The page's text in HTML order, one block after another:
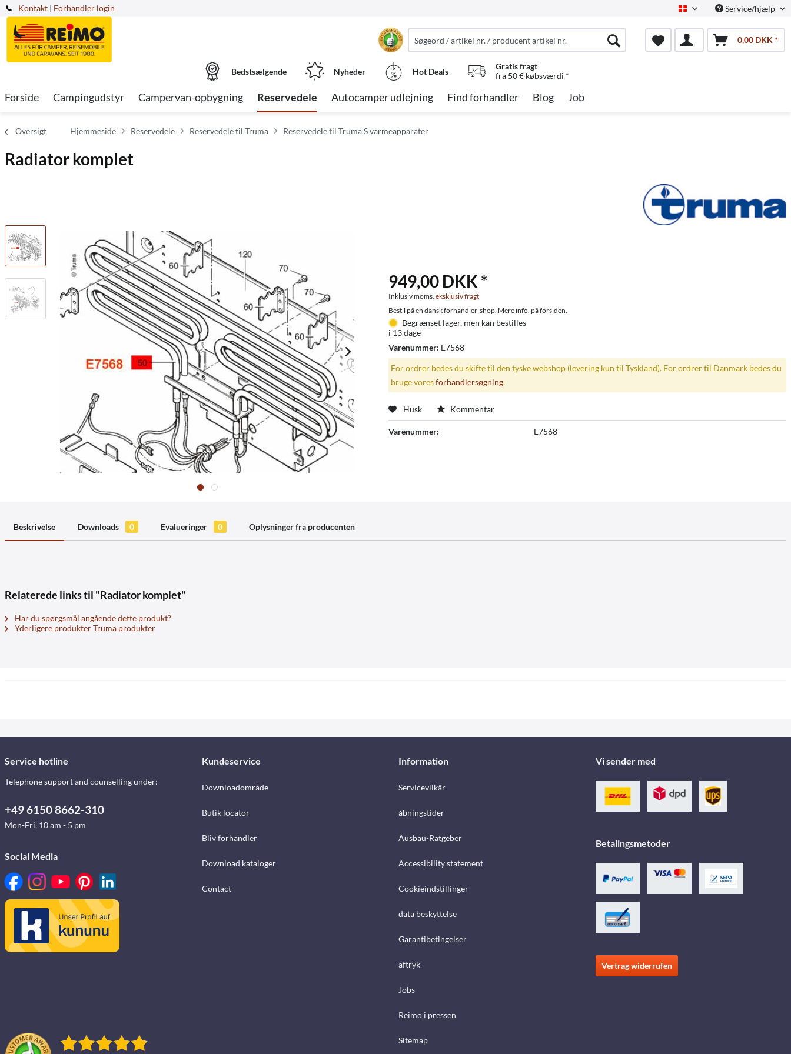
Kontakt Dansk Service/hjælp
| Forhandler login
0,00 DKK *
Bedstsælgende Nyheder Hot Deals
Gratis fragt
fra 50 € købsværdi *
Forside Campingudstyr Campervan-opbygning Reservedele Autocamper udlejning Find forhandler Blog Job
Oversigt Hjemmeside Reservedele Reservedele til Truma Reservedele til Truma S varmeapparater
Radiator komplet
949,00 DKK *
Inklusiv moms, eksklusiv fragt
Bestil på en dansk forhandler-shop. Mere info. på forsiden.
Begrænset lager, men kan bestilles
i 13 dage
Varenummer: E7568
For ordrer bedes du skifte til den tyske webshop (levering kun til Tyskland). For ordrer til Danmark bedes du
bruge voresforhandlersøgning.
Husk Kommentar
Varenummer: E7568
Beskrivelse Downloads 0 Evalueringer 0 Oplysninger fra producenten
Relaterede links til "Radiator komplet"
Har du spørgsmål angående dette produkt?
Yderligere produkter Truma produkter
Service hotline
Telephone support and counselling under:
+49 6150 8662-310
Mon-Fri, 10 am - 5 pm
Social Media
Kundeservice
Downloadområde
Butik locator
Bliv forhandler
Download kataloger
Contact
Information
Servicevilkår
åbningstider
Ausbau-Ratgeber
Accessibility statement
Cookieindstillinger
data beskyttelse
Garantibetingelser
aftryk
Jobs
Reimo i pressen
Sitemap
Vi sender med
Betalingsmetoder
Vertrag widerrufen